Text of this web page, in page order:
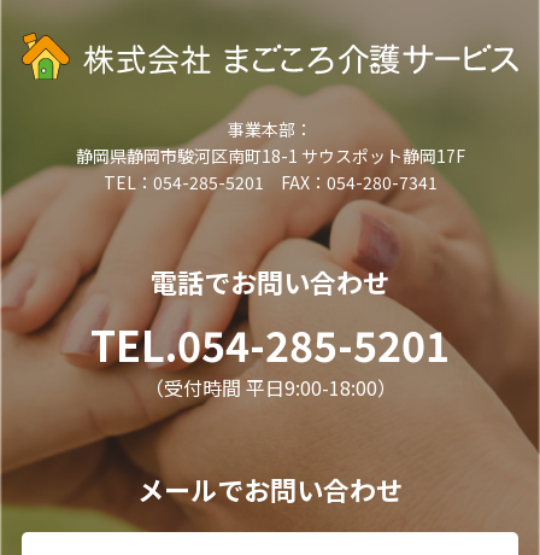
事業本部：
静岡県静岡市駿河区南町18-1 サウスポット静岡17F
TEL：054-285-5201 FAX：054-280-7341
電話でお問い合わせ
TEL.054-285-5201
（受付時間 平日9:00-18:00）
メールでお問い合わせ